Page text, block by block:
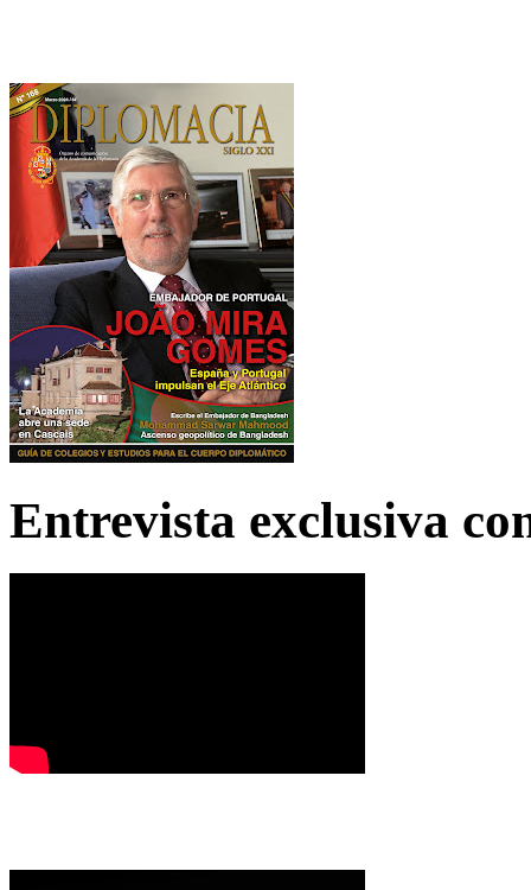
Entrevista exclusiva